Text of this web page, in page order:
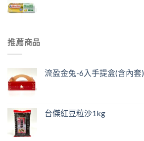
推薦商品
流盈金兔-6入手提盒(含內套)
台傑紅豆粒沙1kg